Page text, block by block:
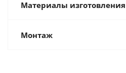
Материалы изготовления
Монтаж